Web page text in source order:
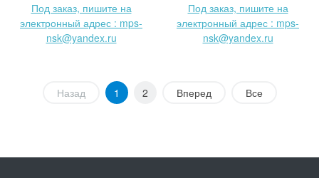
Под заказ, пишите на
электронный адрес : mps-
nsk@yandex.ru
Под заказ, пишите на
электронный адрес : mps-
nsk@yandex.ru
Назад 1 2 Вперед Все